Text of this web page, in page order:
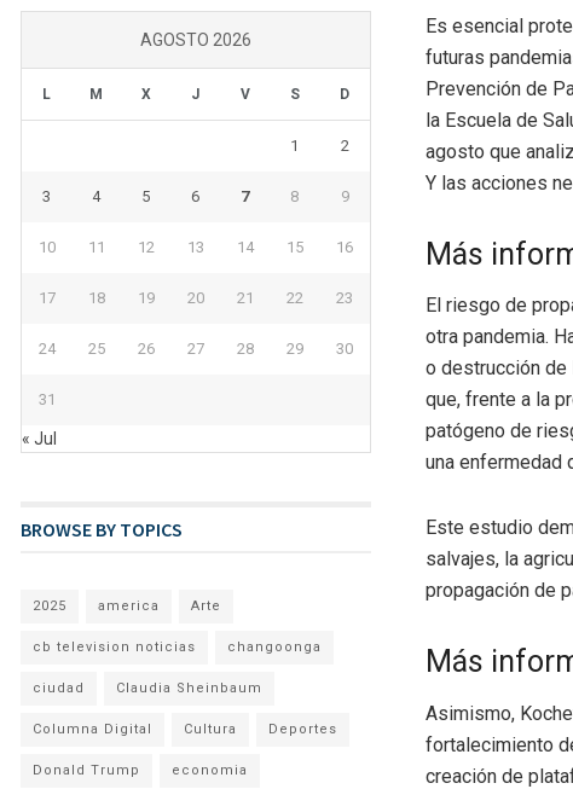
Es esencial
futuras
Prevención de
la Escuela de
agosto que
Y las acciones
Más
El riesgo de
otra pandemia.
o destrucción
que, frente a la
patógeno de
una enfermedad
Este estudio
salvajes, la
propagación de
Más
Asimismo,
fortalecimiento
creación de
AGOSTO 2026
L M X J V S D
1 2
3 4 5 6 7 8 9
10 11 12 13 14 15 16
17 18 19 20 21 22 23
24 25 26 27 28 29 30
31
« Jul
BROWSE BY TOPICS
2025 america Arte
cb television noticias changoonga
ciudad Claudia Sheinbaum
Columna Digital Cultura Deportes
Donald Trump economia